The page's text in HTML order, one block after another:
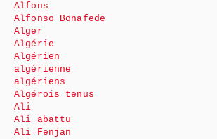
Alfons
Alfonso Bonafede
Alger
Algérie
Algérien
algérienne
algériens
Algérois tenus
Ali
Ali abattu
Ali Fenjan